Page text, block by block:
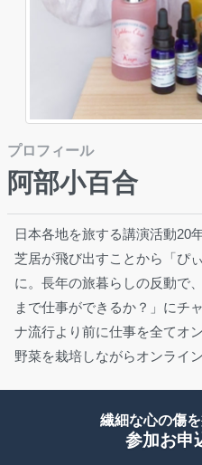
プロフィール
阿部小百合
日本各地を旅する講演活動20
芝居が飛び出すことから「ぴ
に。長年の旅暮らしの反動で
まで仕事ができるか？」にチ
ナ流行より前に仕事を全てオ
野菜を栽培しながらオンライ
繊細な心の傷
参加お申